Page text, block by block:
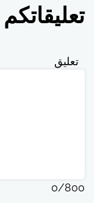
تعليقاتكم
تعليق
0/800